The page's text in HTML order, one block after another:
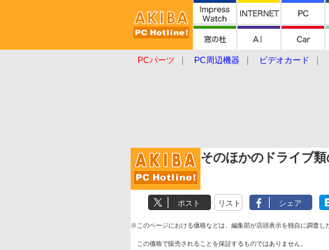
PCパーツ PC周辺機器 ビデオカード
そのほかのドライブ
ポスト リスト シェア
※このページにおける価格などは、編集部が店頭表示を独自に調査し
この価格で販売されることを保証するものではありません。